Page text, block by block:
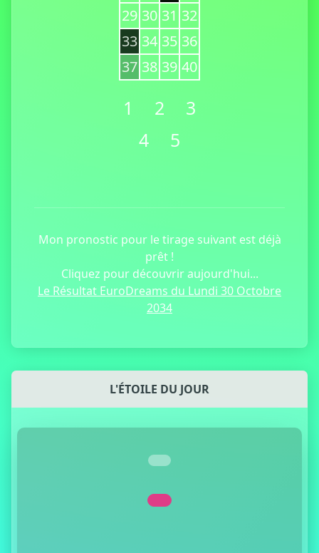
29 30 31 32
33 34 35 36
37 38 39 40
1 2
3
4
5
Mon pronostic pour le tirage suivant est déjà
prêt !
Cliquez pour découvrir aujourd'hui...
Le Résultat EuroDreams du Lundi 30 Octobre
2034
L'ÉTOILE DU JOUR